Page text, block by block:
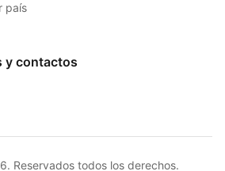
país
y contactos
Reservados todos los derechos.